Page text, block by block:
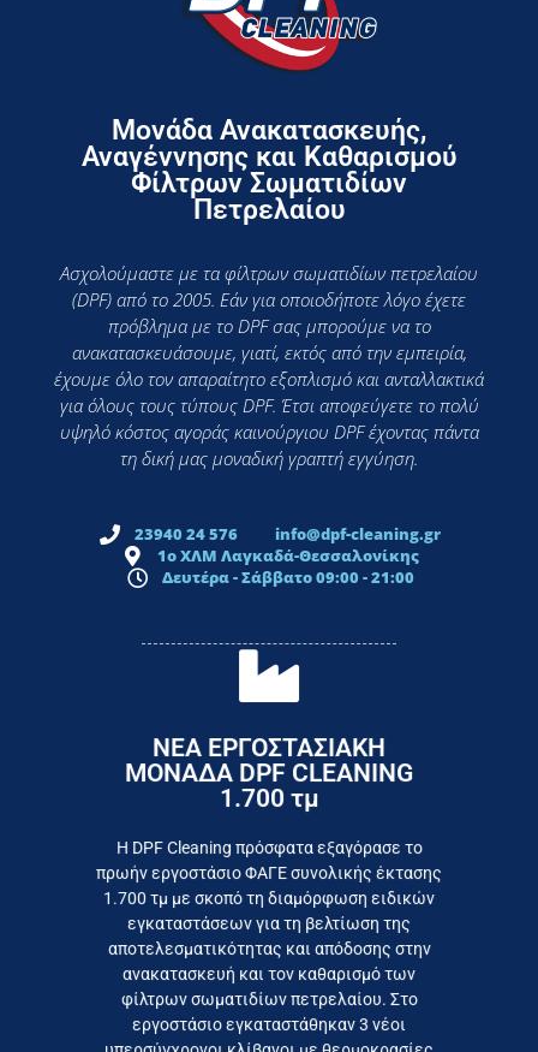
Μονάδα Ανακατασκευής,
Αναγέννησης και Καθαρισμού
Φίλτρων Σωματιδίων
Πετρελαίου
Ασχολούμαστε με τα φίλτρων σωματιδίων πετρελαίου
(DPF) από το 2005. Εάν για οποιοδήποτε λόγο έχετε
πρόβλημα με το DPF σας μπορούμε να το
ανακατασκευάσουμε, γιατί, εκτός από την εμπειρία,
έχουμε όλο τον απαραίτητο εξοπλισμό και ανταλλακτικά
για όλους τους τύπους DPF. Έτσι αποφεύγετε το πολύ
υψηλό κόστος αγοράς καινούργιου DPF έχοντας πάντα
τη δική μας μοναδική γραπτή εγγύηση.
23940 24 576
info@dpf-cleaning.gr
1ο ΧΛΜ Λαγκαδά-Θεσσαλονίκης
Δευτέρα - Σάββατο 09:00 - 21:00
ΝΕΑ ΕΡΓΟΣΤΑΣΙΑΚΗ
ΜΟΝΑΔΑ DPF CLEANING
1.700 τμ
Η DPF Cleaning πρόσφατα εξαγόρασε το
πρωήν εργοστάσιο ΦΑΓΕ συνολικής έκτασης
1.700 τμ με σκοπό τη διαμόρφωση ειδικών
εγκαταστάσεων για τη βελτίωση της
αποτελεσματικότητας και απόδοσης στην
ανακατασκευή και τον καθαρισμό των
φίλτρων σωματιδίων πετρελαίου. Στο
εργοστάσιο εγκαταστάθηκαν 3 νέοι
Εργαζόμαστε καθημερινά για
το συμφέρον του τελικού
καταναλωτή